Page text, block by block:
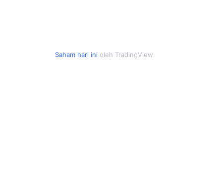
Saham hari ini oleh TradingView